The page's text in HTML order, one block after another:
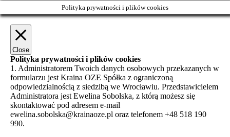
Polityka prywatności i plików cookies
Close
Polityka prywatności i plików cookies
1. Administratorem Twoich danych osobowych przekazanych w
formularzu jest Kraina OZE Spółka z ograniczoną
odpowiedzialnością z siedzibą we Wrocławiu. Przedstawicielem
Administratora jest Ewelina Sobolska, z którą możesz się
skontaktować pod adresem e-mail
ewelina.sobolska@krainaoze.pl oraz telefonem +48 518 190
990.